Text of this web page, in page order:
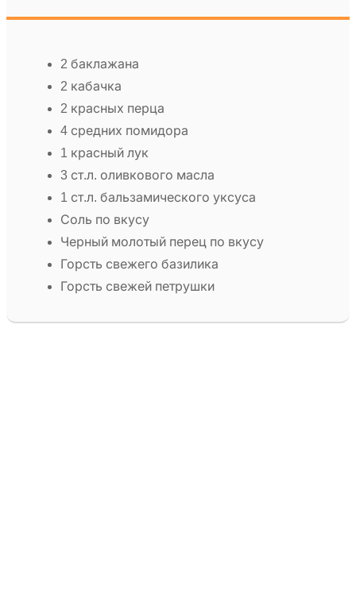
2 баклажана
2 кабачка
2 красных перца
4 средних помидора
1 красный лук
3 ст.л. оливкового масла
1 ст.л. бальзамического уксуса
Соль по вкусу
Черный молотый перец по вкусу
Горсть свежего базилика
Горсть свежей петрушки